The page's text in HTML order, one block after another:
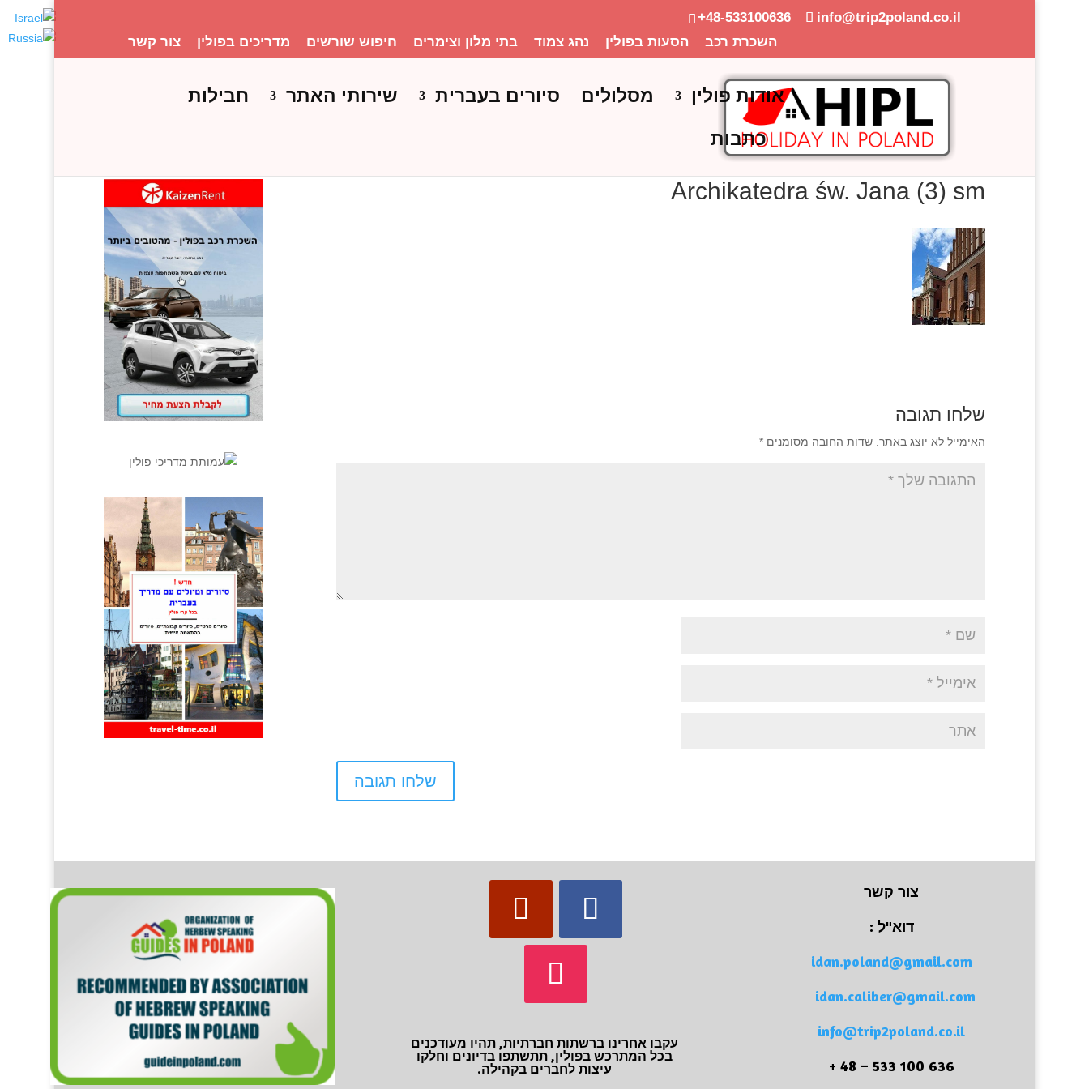
+48-533100636
info@trip2poland.co.il
השכרת רכב
הסעות בפולין נהג צמוד בתי מלון וצימרים חיפוש שורשים מדריכים בפולין צור קשר
אודות פולין מסלולים סיורים בעברית שירותי האתר חבילות
כתבות
Archikatedra św. Jana (3) sm
שלחו תגובה
האימייל לא יוצג באתר. שדות החובה מסומנים *
עקבו אחרינו ברשתות חברתיות, תהיו מעודכנים
בכל המתרכש בפולין, תתשתפו בדיונים וחלקו
עיצות לחברים בקהילה.
צור קשר
דוא"ל :
idan.poland@gmail.com
idan.caliber@gmail.com
info@trip2poland.co.il
636 100 533 – 48 +